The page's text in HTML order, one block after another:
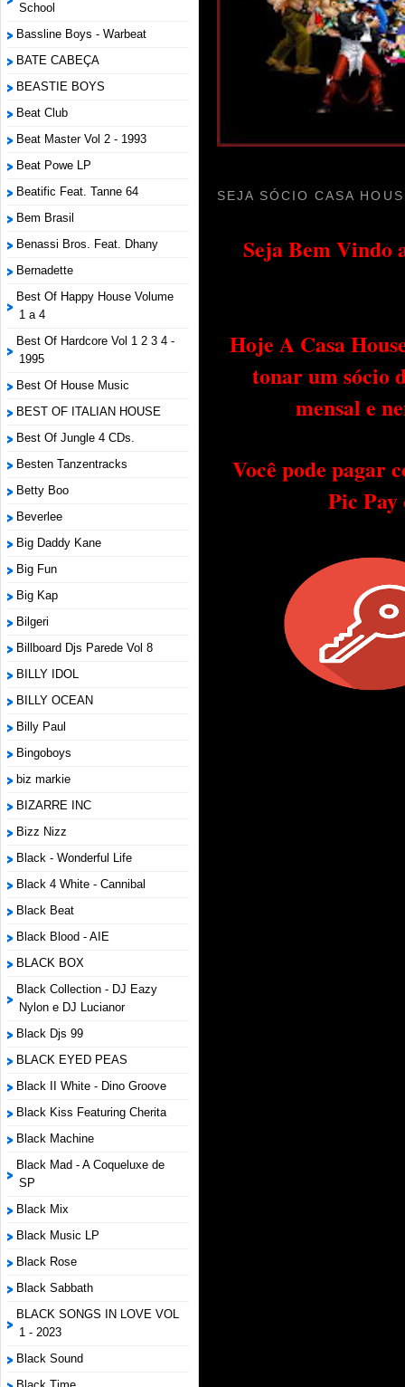
School
Bassline Boys - Warbeat
BATE CABEÇA
BEASTIE BOYS
Beat Club
Beat Master Vol 2 - 1993
Beat Powe LP
Beatific Feat. Tanne 64
Bem Brasil
Benassi Bros. Feat. Dhany
Bernadette
Best Of Happy House Volume
1 a 4
Best Of Hardcore Vol 1 2 3 4 -
1995
Best Of House Music
BEST OF ITALIAN HOUSE
Best Of Jungle 4 CDs.
Besten Tanzentracks
Betty Boo
Beverlee
Big Daddy Kane
Big Fun
Big Kap
Bilgeri
Billboard Djs Parede Vol 8
BILLY IDOL
BILLY OCEAN
Billy Paul
Bingoboys
biz markie
BIZARRE INC
Bizz Nizz
Black - Wonderful Life
Black 4 White - Cannibal
Black Beat
Black Blood - AIE
BLACK BOX
Black Collection - DJ Eazy
Nylon e DJ Lucianor
Black Djs 99
BLACK EYED PEAS
Black II White - Dino Groove
Black Kiss Featuring Cherita
Black Machine
Black Mad - A Coqueluxe de
SP
Black Mix
Black Music LP
Black Rose
Black Sabbath
BLACK SONGS IN LOVE VOL
1 - 2023
Black Sound
SEJA SÓCIO CASA
Seja Bem Vindo
Hoje A Casa
tonar um sócio
mensal e
Você pode pagar
Pic